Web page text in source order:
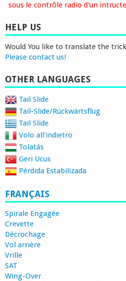
sous le contrôle radio d'un
HELP US
Would You like to translate the
Please contact us!
OTHER LANGUAGES
Tail Slide
Tail-Slide/Rückwärtsflug
Tail Slide
Volo all'indietro
Tolatás
Geri Ucus
Pérdida Estabilizada
FRANÇAIS
Spirale Engagée
Crevette
Décrochage
Vol arrière
Vrille
SAT
Wing-Over